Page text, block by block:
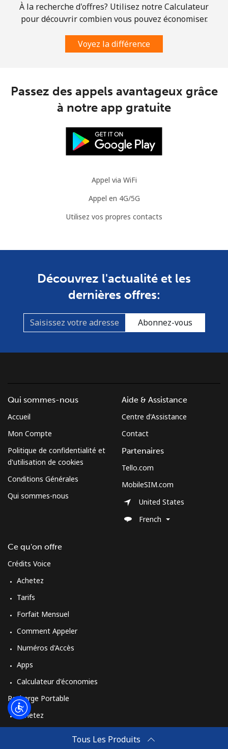
À la recherche d'offres? Utilisez notre Calculateur
pour découvrir combien vous pouvez économiser.
Voyez la différence
Passez des appels avantageux grâce
à notre app gratuite
Appel via WiFi
Appel en 4G/5G
Utilisez vos propres contacts
Découvrez l'actualité et les
dernières offres:
Abonnez-vous
Tous Les Produits
Qui sommes-nous
Accueil
Mon Compte
Politique de confidentialité et
d'utilisation de cookies
Conditions Générales
Qui sommes-nous
Ce qu'on offre
Crédits Voice
Achetez
Tarifs
Forfait Mensuel
Comment Appeler
Numéros d'Accès
Apps
Calculateur d'économies
Recharge Portable
Achetez
Aide & Assistance
Centre d'Assistance
Contact
Partenaires
Tello.com
MobileSIM.com
United States
French